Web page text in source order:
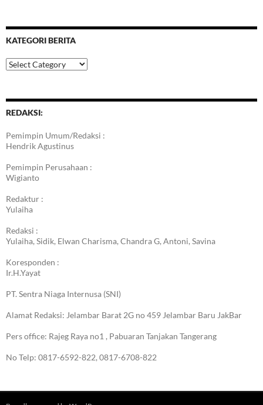
KATEGORI BERITA
Kategori
Berita
REDAKSI:
Pemimpin Umum/Redaksi :
Hendrik Agustinus
Pemimpin Perusahaan :
Wigianto
Redaktur :
Yulaiha
Redaksi :
Yulaiha, Sidik, Elwan Charisma, Chandra G, Antoni, Savina
Koresponden :
Ir.H.Yayat
PT. Sentra Niaga Internusa (SNI)
Alamat Redaksi: Jelambar Barat 2G no 459 Jelambar Baru JakBar
Pers office: Rajeg Raya no1 , Pabuaran Tanjakan Tangerang
No Telp: 0817-6592-822, 0817-6708-822